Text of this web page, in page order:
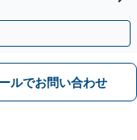
ルでお問い合わせ